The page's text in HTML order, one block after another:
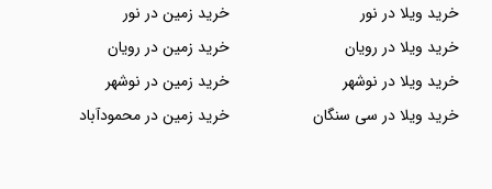
خرید ویلا در نور
خرید ویلا در رویان
خرید ویلا در نوشهر
خرید ویلا در سی سنگان
خرید زمین در نور
خرید زمین در رویان
خرید زمین در نوشهر
خرید زمین در محمودآباد